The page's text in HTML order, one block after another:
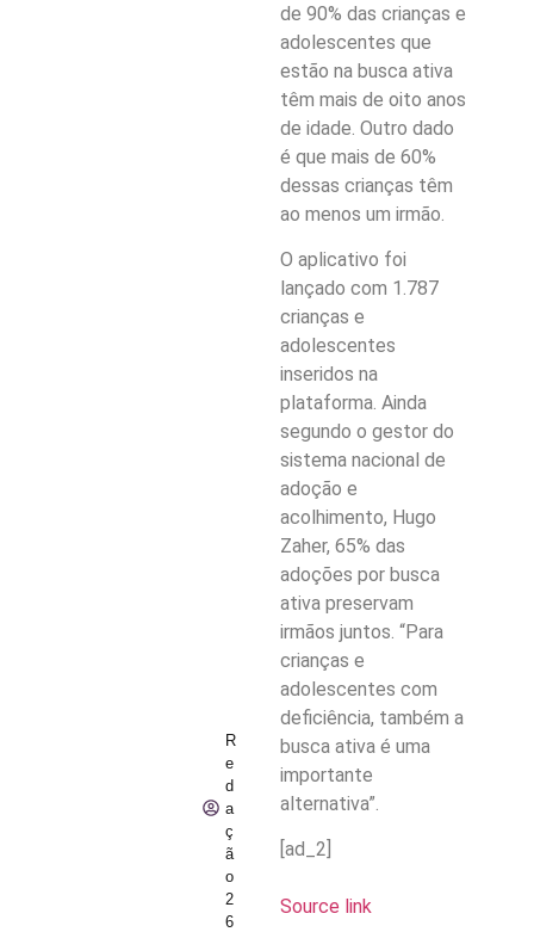
R
e
d
a
ç
ã
o
2
6
de 90% das crianças e
adolescentes que
estão na busca ativa
têm mais de oito anos
de idade. Outro dado
é que mais de 60%
dessas crianças têm
ao menos um irmão.
O aplicativo foi
lançado com 1.787
crianças e
adolescentes
inseridos na
plataforma. Ainda
segundo o gestor do
sistema nacional de
adoção e
acolhimento, Hugo
Zaher, 65% das
adoções por busca
ativa preservam
irmãos juntos. “Para
crianças e
adolescentes com
deficiência, também a
busca ativa é uma
importante
alternativa”.
[ad_2]
Source link